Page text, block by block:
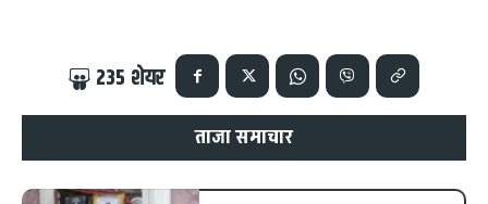
235 शेयर
ताजा समाचार